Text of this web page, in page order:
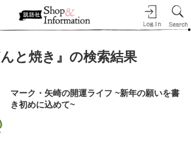
んと焼き』の検索結果
マーク・矢崎の開運ライフ ~新年の願いを書
き初めに込めて~